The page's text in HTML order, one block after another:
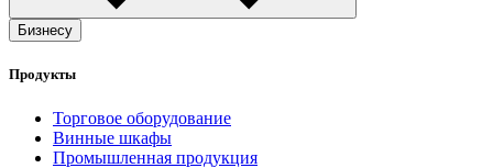
Бизнесу
Продукты
Торговое оборудование
Винные шкафы
Промышленная продукция